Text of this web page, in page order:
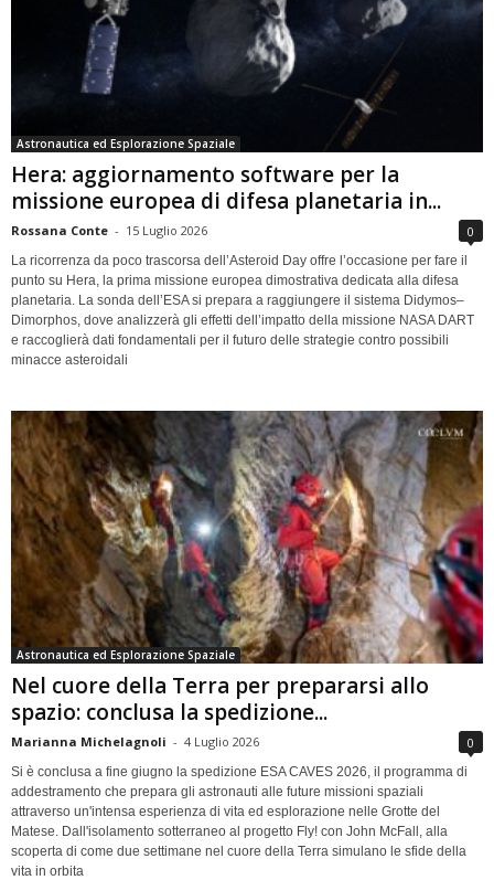
Astronautica ed Esplorazione Spaziale
Hera: aggiornamento software per la
missione europea di difesa planetaria in...
Rossana Conte - 15 Luglio 2026 0
La ricorrenza da poco trascorsa dell’Asteroid Day offre l’occasione per fare il
punto su Hera, la prima missione europea dimostrativa dedicata alla difesa
planetaria. La sonda dell’ESA si prepara a raggiungere il sistema Didymos–
Dimorphos, dove analizzerà gli effetti dell’impatto della missione NASA DART
e raccoglierà dati fondamentali per il futuro delle strategie contro possibili
minacce asteroidali
Astronautica ed Esplorazione Spaziale
Nel cuore della Terra per prepararsi allo
spazio: conclusa la spedizione...
Marianna Michelagnoli - 4 Luglio 2026 0
Si è conclusa a fine giugno la spedizione ESA CAVES 2026, il programma di
addestramento che prepara gli astronauti alle future missioni spaziali
attraverso un'intensa esperienza di vita ed esplorazione nelle Grotte del
Matese. Dall'isolamento sotterraneo al progetto Fly! con John McFall, alla
scoperta di come due settimane nel cuore della Terra simulano le sfide della
vita in orbita